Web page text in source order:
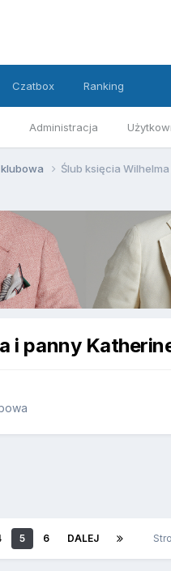
Administracja
Czatbox Ranking
Ślub księcia
i panny
5 6 DALEJ